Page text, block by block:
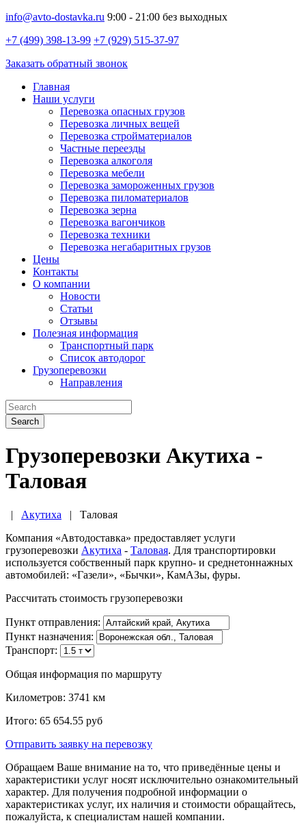
info@avto-dostavka.ru 9:00 - 21:00 без выходных
+7 (499) 398-13-99 +7 (929) 515-37-97
Заказать обратный звонок
Главная
Наши услуги
Перевозка опасных грузов
Перевозка личных вещей
Перевозка стройматериалов
Частные переезды
Перевозка алкоголя
Перевозка мебели
Перевозка замороженных грузов
Перевозка пиломатериалов
Перевозка зерна
Перевозка вагончиков
Перевозка техники
Перевозка негабаритных грузов
Цены
Контакты
О компании
Новости
Статьи
Отзывы
Полезная информация
Транспортный парк
Список автодорог
Грузоперевозки
Направления
Search
Грузоперевозки Акутиха -
Таловая
| Акутиха | Таловая
Компания «Автодоставка» предоставляет услуги
грузоперевозки Акутиха - Таловая. Для транспортировки
используется собственный парк крупно- и среднетоннажных
автомобилей: «Газели», «Бычки», КамАЗы, фуры.
Рассчитать стоимость грузоперевозки
Пункт отправления:
Пункт назначения:
Транспорт:
Общая информация по маршруту
Километров: 3741 км
Итого: 65 654.55 руб
Отправить заявку на перевозку
Обращаем Ваше внимание на то, что приведённые цены и
характеристики услуг носят исключительно ознакомительный
характер. Для получения подробной информации о
характеристиках услуг, их наличия и стоимости обращайтесь,
пожалуйста, к специалистам нашей компании.